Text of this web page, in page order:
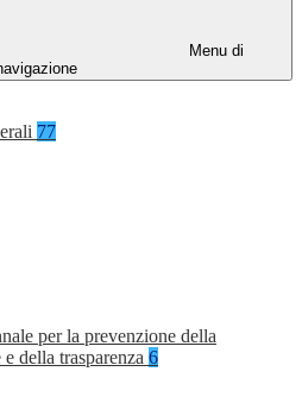
Menu di
77
per la prevenzione della
della trasparenza 6